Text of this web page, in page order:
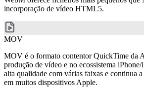
incorporação de vídeo HTML5.
MOV
MOV é o formato contentor QuickTime da
produção de vídeo e no ecossistema
alta qualidade com várias faixas e continua
em muitos dispositivos Apple.